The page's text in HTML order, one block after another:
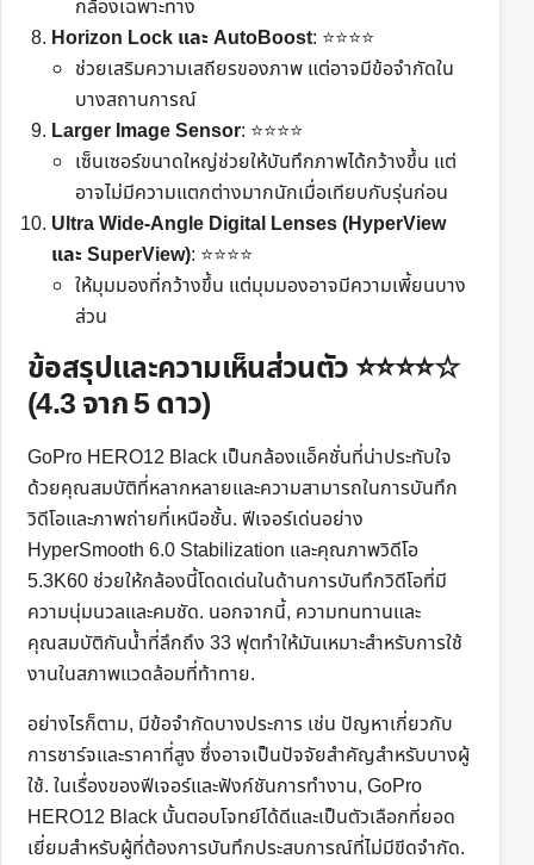
กล้องเฉพาะทาง
Horizon Lock และ AutoBoost: ⭐⭐⭐⭐
ช่วยเสริมความเสถียรของภาพ แต่อาจมีข้อจำกัดใน
บางสถานการณ์
Larger Image Sensor: ⭐⭐⭐⭐
เซ็นเซอร์ขนาดใหญ่ช่วยให้บันทึกภาพได้กว้างขึ้น แต่
อาจไม่มีความแตกต่างมากนักเมื่อเทียบกับรุ่นก่อน
Ultra Wide-Angle Digital Lenses (HyperView
และ SuperView): ⭐⭐⭐⭐
ให้มุมมองที่กว้างขึ้น แต่มุมมองอาจมีความเพี้ยนบาง
ส่วน
ข้อสรุปและความเห็นส่วนตัว⭐⭐⭐⭐☆
(4.3 จาก 5 ดาว)
GoPro HERO12 Black เป็นกล้องแอ็คชั่นที่น่าประทับใจ
ด้วยคุณสมบัติที่หลากหลายและความสามารถในการบันทึก
วิดีโอและภาพถ่ายที่เหนือชั้น. ฟีเจอร์เด่นอย่าง
HyperSmooth 6.0 Stabilization และคุณภาพวิดีโอ
5.3K60 ช่วยให้กล้องนี้โดดเด่นในด้านการบันทึกวิดีโอที่มี
ความนุ่มนวลและคมชัด. นอกจากนี้, ความทนทานและ
คุณสมบัติกันน้ำที่ลึกถึง 33 ฟุตทำให้มันเหมาะสำหรับการใช้
งานในสภาพแวดล้อมที่ท้าทาย.
อย่างไรก็ตาม, มีข้อจำกัดบางประการ เช่น ปัญหาเกี่ยวกับ
การชาร์จและราคาที่สูง ซึ่งอาจเป็นปัจจัยสำคัญสำหรับบางผู้
ใช้. ในเรื่องของฟีเจอร์และฟังก์ชันการทำงาน, GoPro
HERO12 Black นั้นตอบโจทย์ได้ดีและเป็นตัวเลือกที่ยอด
เยี่ยมสำหรับผู้ที่ต้องการบันทึกประสบการณ์ที่ไม่มีขีดจำกัด.